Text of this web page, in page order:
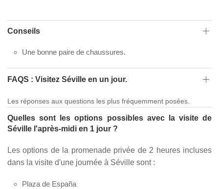
Conseils
Une bonne paire de chaussures.
FAQS : Visitez Séville en un jour.
Les réponses aux questions les plus fréquemment posées.
Quelles sont les options possibles avec la visite de
Séville l'après-midi en 1 jour ?
Les options de la promenade privée de 2 heures incluses
dans la visite d'une journée à Séville sont :
Plaza de España